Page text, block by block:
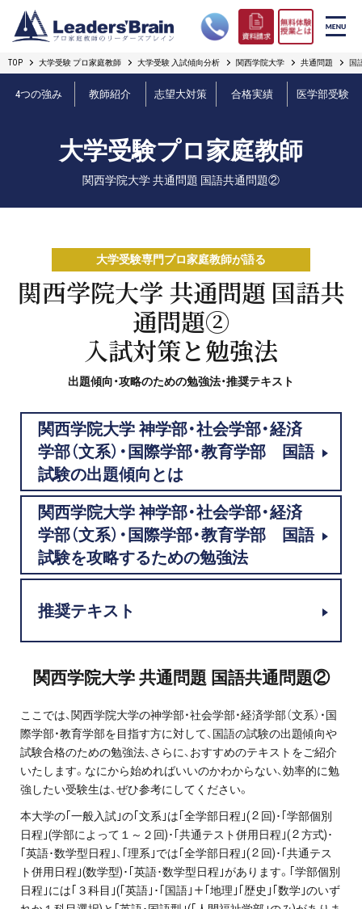
リーダーズブレインの強み
プロ教師紹介
無料体験授業とは
プロ家庭教師の英検®対策
費用について
お申込みの流れ
よくある質問
採用情報
インフォメーション
会社概要
採用情報
プライバシーポリシー
免責事項・著作権等
TOP 大学受験 プロ家庭教師 大学受験 入試傾向分析 関西学院大学 共通問題 国
4つの強み 教師紹介 志望大対策 合格実績 医学部受験
大学受験プロ家庭教師
関西学院大学 共通問題 国語共通問題②
大学受験専門プロ家庭教師が語る
関西学院大学 共通問題 国語共
通問題②
入試対策と勉強法
出題傾向・攻略のための勉強法・推奨テキスト
関西学院大学 神学部・社会学部・経済
学部（文系）・国際学部・教育学部 国語
試験の出題傾向とは
関西学院大学 神学部・社会学部・経済
学部（文系）・国際学部・教育学部 国語
試験を攻略するための勉強法
推奨テキスト
関西学院大学 共通問題 国語共通問題②
ここでは、関西学院大学の神学部・社会学部・経済学部（文系）・国
際学部・教育学部を目指す方に対して、国語の試験の出題傾向や
試験合格のための勉強法、さらに、おすすめのテキストをご紹介
いたします。なにから始めればいいのかわからない、効率的に勉
強したい受験生は、ぜひ参考にしてください。
本大学の｢一般入試｣の｢文系｣は｢全学部日程｣(２回)･｢学部個別
日程｣(学部によって１～２回)･｢共通テスト併用日程｣(２方式)･
｢英語･数学型日程｣、｢理系｣では｢全学部日程｣(２回)･｢共通テス
ト併用日程｣(数学型)･｢英語･数学型日程｣があります。｢学部個別
日程｣には｢３科目｣(｢英語｣･｢国語｣＋｢地理｣｢歴史｣｢数学｣のいず